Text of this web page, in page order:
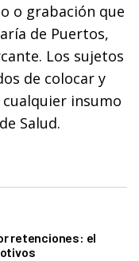
o grabación que
de Puertos,
Los sujetos
de colocar y
insumo
Salud.
retenciones: el